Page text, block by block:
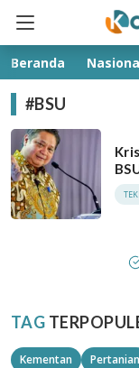
Beranda
#BSU
TAG
Kementan Pertanian